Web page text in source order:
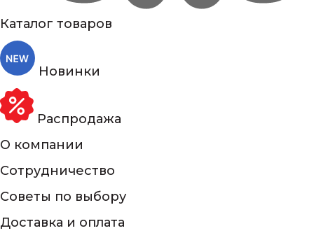
Каталог товаров
Новинки
Распродажа
О компании
Сотрудничество
Советы по выбору
Доставка и оплата